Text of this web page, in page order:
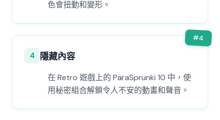
色會扭動和變形。
#4
4 隱藏內容
在 Retro 遊戲上的 ParaSprunki 10 中，使
用秘密組合解鎖令人不安的動畫和聲音。